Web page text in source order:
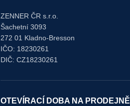
ZENNER ČR s.r.o.
Šachetní 3093
272 01 Kladno-Bresson
IČO: 18230261
DIČ: CZ18230261
OTEVÍRACÍ DOBA NA PRODEJNĚ